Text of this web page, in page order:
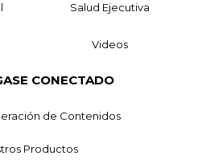
Salud Ejecutiva
Videos
CONECTADO
de Contenidos
Productos